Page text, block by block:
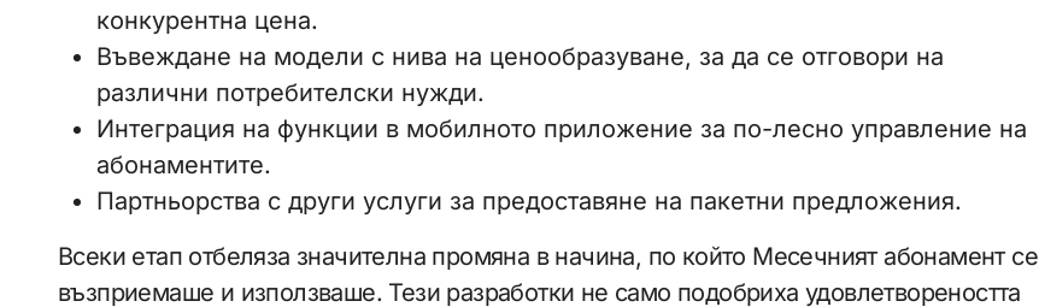
конкурентна цена.
Въвеждане на модели с нива на ценообразуване, за да се отговори на
различни потребителски нужди.
Интеграция на функции в мобилното приложение за по-лесно управление на
абонаментите.
Партньорства с други услуги за предоставяне на пакетни предложения.
Всеки етап отбеляза значителна промяна в начина, по който Месечният абонамент се
възприемаше и използваше. Тези разработки не само подобриха удовлетвореността